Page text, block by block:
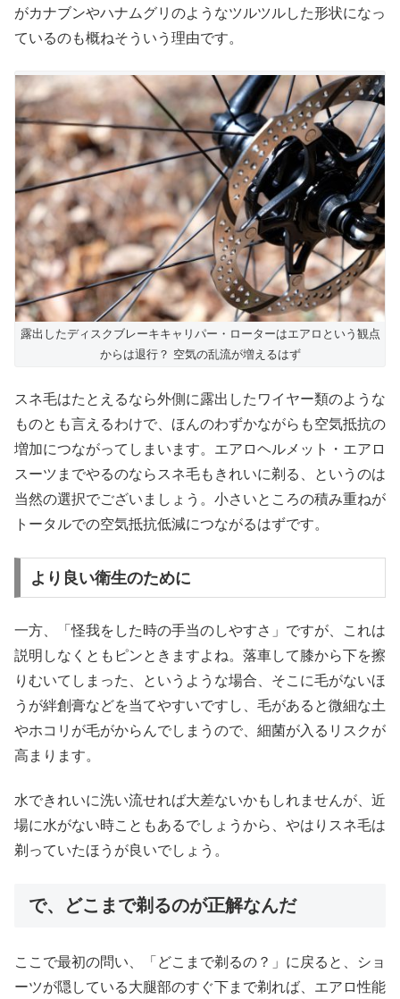
がカナブンやハナムグリのようなツルツルした形状になっ
ているのも概ねそういう理由です。
露出したディスクブレーキキャリパー・ローターはエアロという観点
からは退行？ 空気の乱流が増えるはず
スネ毛はたとえるなら外側に露出したワイヤー類のような
ものとも言えるわけで、ほんのわずかながらも空気抵抗の
増加につながってしまいます。エアロヘルメット・エアロ
スーツまでやるのならスネ毛もきれいに剃る、というのは
当然の選択でございましょう。小さいところの積み重ねが
トータルでの空気抵抗低減につながるはずです。
より良い衛生のために
一方、「怪我をした時の手当のしやすさ」ですが、これは
説明しなくともピンときますよね。落車して膝から下を擦
りむいてしまった、というような場合、そこに毛がないほ
うが絆創膏などを当てやすいですし、毛があると微細な土
やホコリが毛がからんでしまうので、細菌が入るリスクが
高まります。
水できれいに洗い流せれば大差ないかもしれませんが、近
場に水がない時こともあるでしょうから、やはりスネ毛は
剃っていたほうが良いでしょう。
で、どこまで剃るのが正解なんだ
ここで最初の問い、「どこまで剃るの？」に戻ると、ショ
ーツが隠している大腿部のすぐ下まで剃れば、エアロ性能